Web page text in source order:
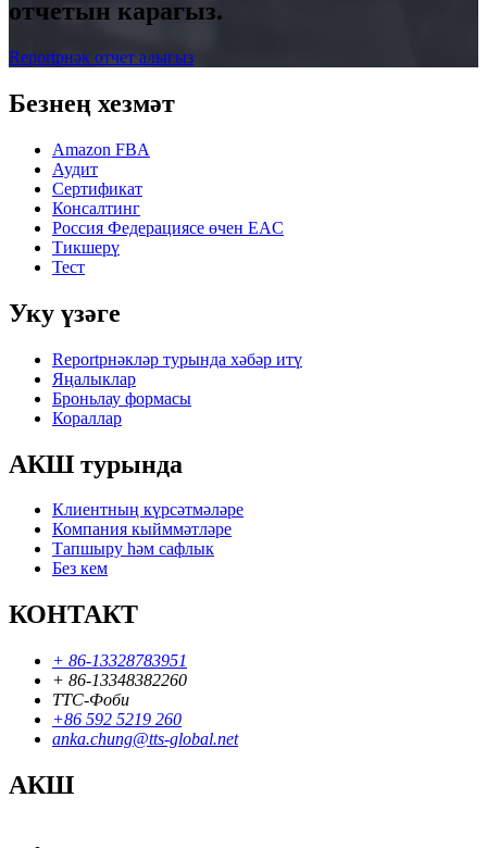
отчетын карагыз.
Reportрнәк отчет алыгыз
Безнең хезмәт
Amazon FBA
Аудит
Сертификат
Консалтинг
Россия Федерациясе өчен EAC
Тикшерү
Тест
Уку үзәге
Reportрнәкләр турында хәбәр итү
Яңалыклар
Броньлау формасы
Кораллар
АКШ турында
Клиентның күрсәтмәләре
Компания кыйммәтләре
Тапшыру һәм сафлык
Без кем
КОНТАКТ
+ 86-13328783951
+ 86-13348382260
ТТС-Фоби
+86 592 5219 260
anka.chung@tts-global.net
АКШ